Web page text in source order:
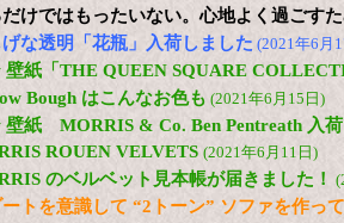
けではもったいない。心地よく過ごす
な透明「花瓶」入荷しました (2021年6月
壁紙「THE QUEEN SQUARE
Bough はこんなお色も (2021年6月15日)
壁紙 MORRIS & Co. Ben Pentreath 入
ROUEN VELVETS (2021年6月11日)
のベルベット見本帳が届きました！
ートを意識して “2トーン” ソファを作っ